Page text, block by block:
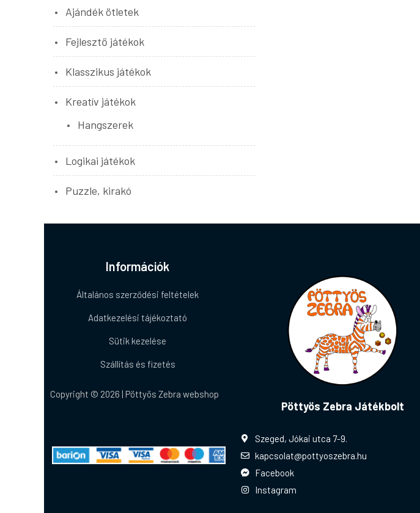
Ajándék ötletek
Fejlesztő játékok
Klasszikus játékok
Kreatív játékok
Hangszerek
Logikai játékok
Puzzle, kirakó
Információk
Általános szerződési feltételek
Adatkezelési tájékoztató
Sütik kezelése
Szállítás és fizetés
Copyright © 2026 | Pöttyös Zebra webshop
Pöttyös Zebra Játékbolt
Szeged, Jókai utca 7-9.
kapcsolat@pottyoszebra.hu
Facebook
Instagram